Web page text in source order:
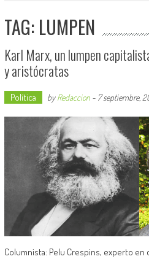
TAG: LUMPEN
Karl Marx, un lumpen
y aristócratas
Política byRedaccion- 7 septiembre,
Columnista: Pelu Crespins, experto en